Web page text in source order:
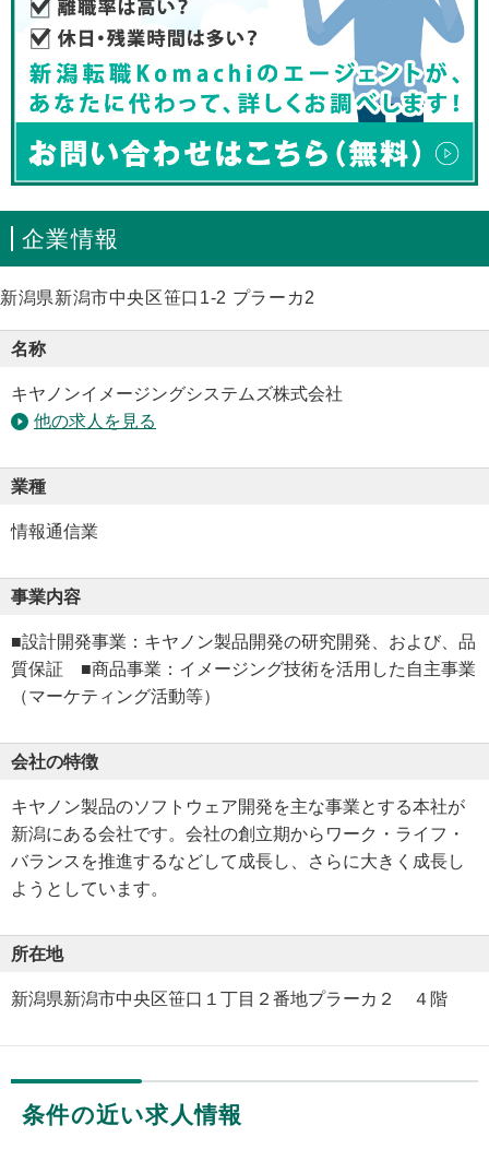
企業情報
新潟県新潟市中央区笹口1-2 プラーカ2
名称
キヤノンイメージングシステムズ株式会社
他の求人を見る
業種
情報通信業
事業内容
■設計開発事業：キヤノン製品開発の研究開発、および、品
質保証 ■商品事業：イメージング技術を活用した自主事業
（マーケティング活動等）
会社の特徴
キヤノン製品のソフトウェア開発を主な事業とする本社が
新潟にある会社です。会社の創立期からワーク・ライフ・
バランスを推進するなどして成長し、さらに大きく成長し
ようとしています。
所在地
新潟県新潟市中央区笹口１丁目２番地プラーカ２ ４階
条件の近い求人情報